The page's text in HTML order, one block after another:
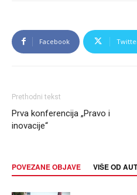
Facebook
Prethodni tekst
Prva konferencija „Pravo i
inovacije“
POVEZANE OBJAVE VIŠE OD